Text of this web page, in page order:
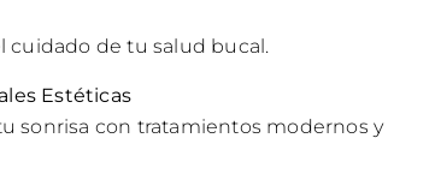
cuidado de tu salud bucal.
Estéticas
sonrisa con tratamientos modernos y